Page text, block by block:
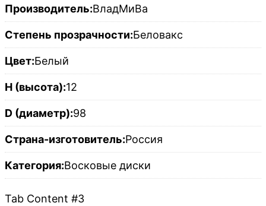
Производитель:ВладМиВа
Степень прозрачности:Беловакс
Цвет:Белый
H (высота):12
D (диаметр):98
Страна-изготовитель:Россия
Категория:Восковые диски
Tab Content #3